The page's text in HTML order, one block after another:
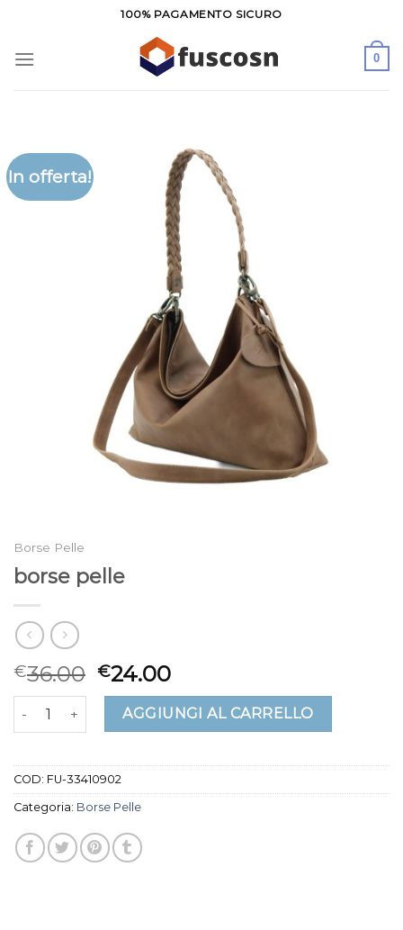
contenuti
100% PAGAMENTO SICURO
0
In offerta!
Borse Pelle
borse pelle
€36.00 €24.00
borse pelle quantitàAGGIUNGI AL CARRELLO
COD: FU-33410902
Categoria: Borse Pelle